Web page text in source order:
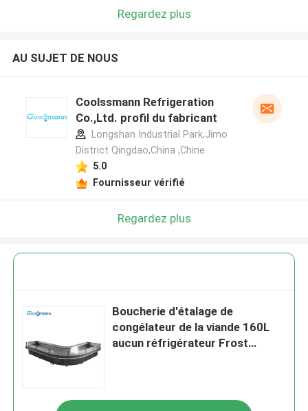
Regardez plus
AU SUJET DE NOUS
Coolssmann Refrigeration
Co.,Ltd. profil du fabricant
Longshan Industrial Park,Jimo
District Qingdao,China ,Chine
5.0
Fournisseur vérifié
Regardez plus
Boucherie d'étalage de
congélateur de la viande 160L
aucun réfrigérateur Frost